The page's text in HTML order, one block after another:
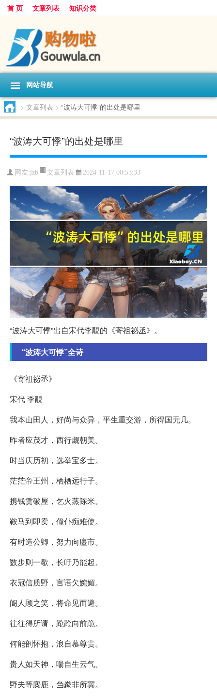
首 页 文章列表 知识分类
网站导航
> 文章列表 > “波涛大可悸”的出处是哪里
“波涛大可悸”的出处是哪里
网友:jzb 文章列表 2024-11-17 00:53:33
“波涛大可悸”出自宋代李覯的《寄祖祕丞》。
“波涛大可悸”全诗
《寄祖祕丞》
宋代 李覯
我本山田人，好尚与众异，平生重交游，所得国无几。
昨者应茂才，西行觑朝美。
时当庆历初，选举宝多士。
茫茫帝王州，栖栖远行子。
携钱赁破屋，乞火蒸陈米。
鞍马到即卖，僮仆痴难使。
有时造公卿，努力向廛市。
数步则一歇，长吁乃能起。
衣冠信质野，言语欠婉媚。
阍人顾之笑，将命见而避。
往往得所请，跄跄向前跪。
何能剖怀抱，浪自慕尊贵。
贵人如天神，喘自生云气。
野夫等麋鹿，刍豢非所冀。